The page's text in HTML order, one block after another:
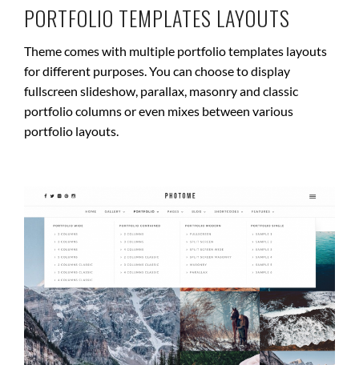
PORTFOLIO TEMPLATES LAYOUTS
Theme comes with multiple portfolio templates layouts
for different purposes. You can choose to display
fullscreen slideshow, parallax, masonry and classic
portfolio columns or even mixes between various
portfolio layouts.